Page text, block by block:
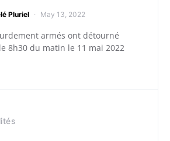
Pluriel May 13, 2022
armés ont détourné
8h30 du matin le 11 mai 2022